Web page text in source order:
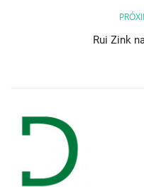
Rui Zink